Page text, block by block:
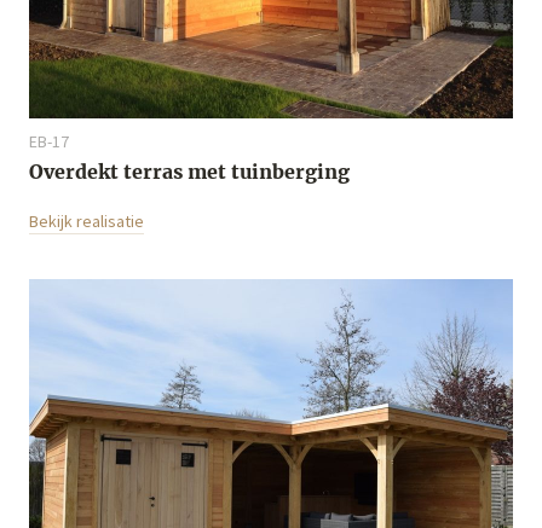
EB-17
Overdekt terras met tuinberging
Bekijk realisatie